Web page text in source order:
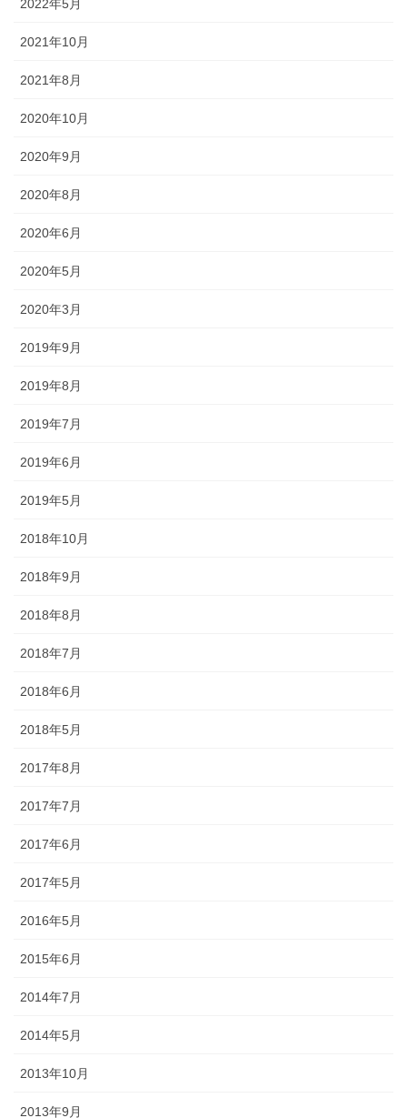
2022年5月
2021年10月
2021年8月
2020年10月
2020年9月
2020年8月
2020年6月
2020年5月
2020年3月
2019年9月
2019年8月
2019年7月
2019年6月
2019年5月
2018年10月
2018年9月
2018年8月
2018年7月
2018年6月
2018年5月
2017年8月
2017年7月
2017年6月
2017年5月
2016年5月
2015年6月
2014年7月
2014年5月
2013年10月
2013年9月
り用品を数多く取り扱っております。お祭りの事はお気軽にご相談下さい。
イテム】
オリジナル半纏・法被
獅子舞
幕・のれん
ちょうちん